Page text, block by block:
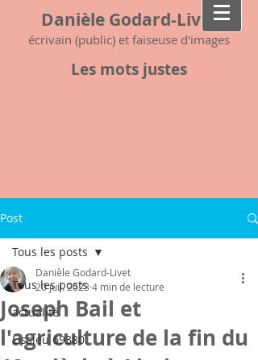
Danièle Godard-Livet
écrivain (public) et faiseuse d'images
Les mots justes
Post
Tous les posts
actualité
Lissieu 69380
Tous les posts
Joseph Bail et
l'agriculture de la fin du
Danièle Godard-Livet
20 juil. 2023 4 min de lecture